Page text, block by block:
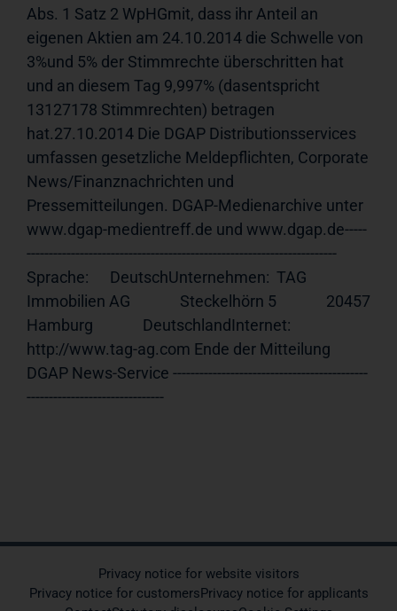
Abs. 1 Satz 2 WpHGmit, dass ihr Anteil an
eigenen Aktien am 24.10.2014 die Schwelle von
3%und 5% der Stimmrechte überschritten hat
und an diesem Tag 9,997% (dasentspricht
13127178 Stimmrechten) betragen
hat.27.10.2014 Die DGAP Distributionsservices
umfassen gesetzliche Meldepflichten, Corporate
News/Finanznachrichten und
Pressemitteilungen. DGAP-Medienarchive unter
www.dgap-medientreff.de und www.dgap.de-----
----------------------------------------------------------------------
Sprache:      DeutschUnternehmen:  TAG
Immobilien AG              Steckelhörn 5              20457
Hamburg              DeutschlandInternet:
http://www.tag-ag.com Ende der Mitteilung
DGAP News-Service --------------------------------------------
-------------------------------
Privacy notice for website visitors
Privacy notice for customersPrivacy notice for applicants